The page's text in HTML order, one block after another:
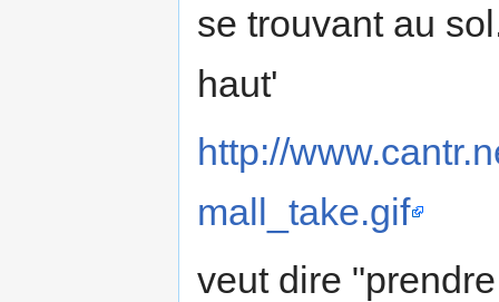
se trouvant au
haut'
http://
mall_take.gif
veut dire